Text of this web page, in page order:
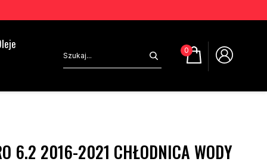
0
6.2 2016-2021 CHŁODNICA WODY